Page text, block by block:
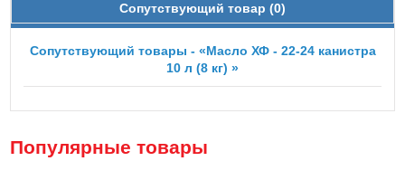
Сопутствующий товар (0)
Сопутствующий товары - «Масло ХФ - 22-24 канистра
10 л (8 кг) »
Популярные товары